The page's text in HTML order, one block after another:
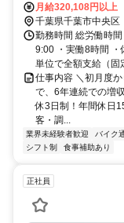
Ｒ総武本線 東千葉
公園出入口1徒歩約19
月給320,108円以上
千葉県千葉市中央区
勤務時間 総労働時
9:00 ・実働8時間
単位で全額支給（固
仕事内容 ＼初月度
で、6年連続での増
休3日制！年間休日
客・調...
業界未経験者歓迎 バイク
シフト制
食事補助あり
正社員